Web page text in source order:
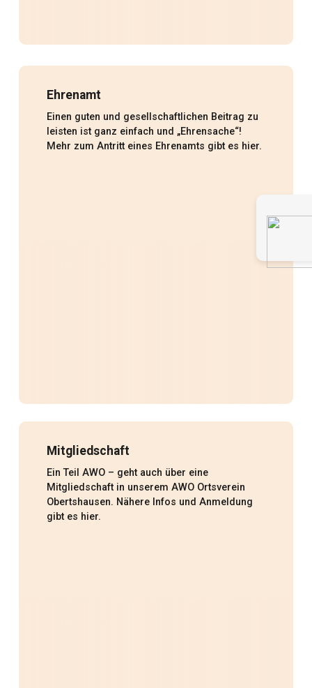
Ehrenamt
Einen guten und gesellschaftlichen Beitrag zu
leisten ist ganz einfach und „Ehrensache“!
Mehr zum Antritt eines Ehrenamts gibt es hier.
Mitgliedschaft
Ein Teil AWO – geht auch über eine
Mitgliedschaft in unserem AWO Ortsverein
Obertshausen. Nähere Infos und Anmeldung
gibt es hier.